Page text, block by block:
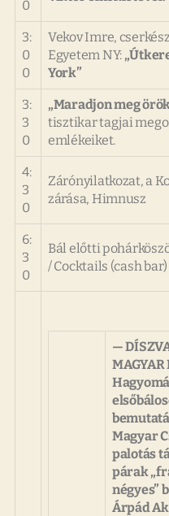
0
3:
0
0
Vekov Imre,
Egyetem NY:
York”
3:
3
0
„Maradjon meg
tisztikar tagjai
emlékeiket.
4:
3
0
Zárónyilatkozat, a
zárása, Himnusz
6:
3
0
Bál előtti
/Cocktails (cash bar)
—
MAGYAR
Magyar
palotás
párak
négyes”
Árpád